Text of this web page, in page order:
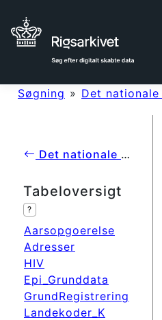
Søgning » Det
Det nationale meldesystem for individuelt anmeldelsespligtige sygdomme på Statens Serum Institut
Tabeloversigt
?
Aarsopgoerelse
Adresser
HIV
Epi_Grunddata
GrundRegistrering
Landekoder_K